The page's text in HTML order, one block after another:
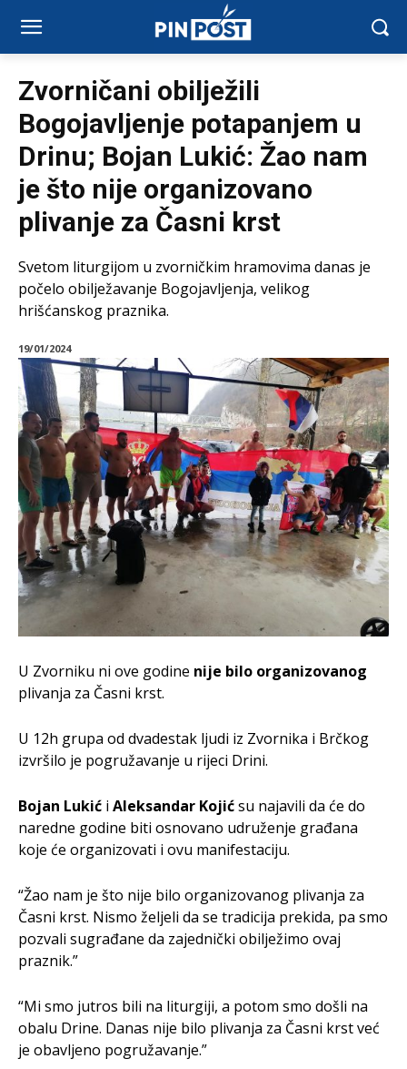
Zvorničani obilježili
Bogojavljenje potapanjem u
Drinu; Bojan Lukić: Žao nam
je što nije organizovano
plivanje za Časni krst
Svetom liturgijom u zvorničkim hramovima danas je
počelo obilježavanje Bogojavljenja, velikog
hrišćanskog praznika.
19/01/2024
U Zvorniku ni ove godine nije bilo organizovanog
plivanja za Časni krst.
U 12h grupa od dvadestak ljudi iz Zvornika i Brčkog
izvršilo je pogružavanje u rijeci Drini.
Bojan Lukić i Aleksandar Kojićsu najavili da će do
naredne godine biti osnovano udruženje građana
koje će organizovati i ovu manifestaciju.
“Žao nam je što nije bilo organizovanog plivanja za
Časni krst. Nismo željeli da se tradicija prekida, pa smo
pozvali sugrađane da zajednički obilježimo ovaj
praznik.”
“Mi smo jutros bili na liturgiji, a potom smo došli na
obalu Drine. Danas nije bilo plivanja za Časni krst već
je obavljeno pogružavanje.”